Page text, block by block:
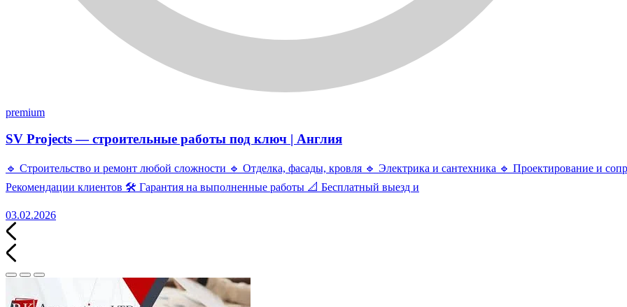
premium
SV Projects — строительные работы под ключ | Англия
🔹 Строительство и ремонт любой сложности 🔹 Отделка, фасады, кровля 🔹 Электрика и сантехника 🔹 Проектирование и
Рекомендации клиентов 🛠 Гарантия на выполненные работы 📐 Бесплатный выезд и
03.02.2026